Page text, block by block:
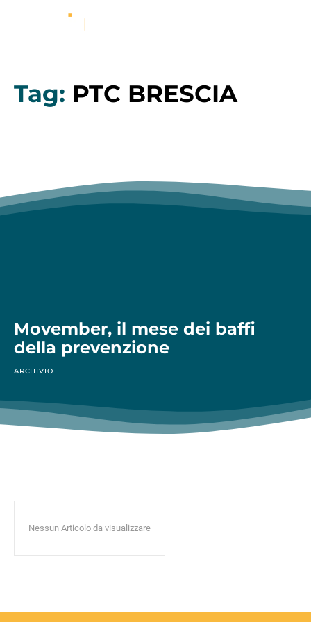
Tag: PTC BRESCIA
Movember, il mese dei baffi
della prevenzione
ARCHIVIO
Nessun Articolo da visualizzare